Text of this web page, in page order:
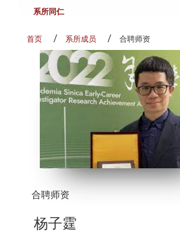
系所同仁
首页 系所成员 合聘师资
合聘师资
杨子霆